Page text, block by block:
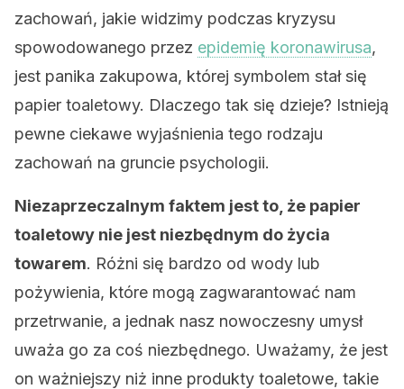
zachowań, jakie widzimy podczas kryzysu
spowodowanego przez epidemię koronawirusa,
jest panika zakupowa, której symbolem stał się
papier toaletowy. Dlaczego tak się dzieje? Istnieją
pewne ciekawe wyjaśnienia tego rodzaju
zachowań na gruncie psychologii.
Niezaprzeczalnym faktem jest to, że papier
toaletowy nie jest niezbędnym do życia
towarem. Różni się bardzo od wody lub
pożywienia, które mogą zagwarantować nam
przetrwanie, a jednak nasz nowoczesny umysł
uważa go za coś niezbędnego. Uważamy, że jest
on ważniejszy niż inne produkty toaletowe, takie